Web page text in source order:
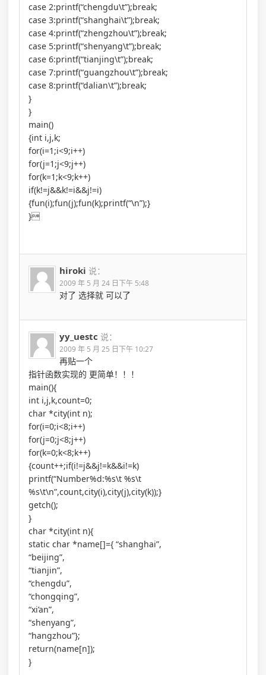
case 2:printf(“chengdu\t”);break;
case 3:printf(“shanghai\t”);break;
case 4:printf(“zhengzhou\t”);break;
case 5:printf(“shenyang\t”);break;
case 6:printf(“tianjing\t”);break;
case 7:printf(“guangzhou\t”);break;
case 8:printf(“dalian\t”);break;
}
}
main()
{int i,j,k;
for(i=1;i<9;i++)
for(j=1;j<9;j++)
for(k=1;k<9;k++)
if(k!=j&&k!=i&&j!=i)
{fun(i);fun(j);fun(k);printf(“\n”);}
}
hiroki 说：
2009 年 5 月 24 日下午 5:48
对了 选择就 可以了
yy_uestc 说：
2009 年 5 月 25 日下午 10:27
再贴一个
指针函数实现的 更简单！！！
main(){
int i,j,k,count=0;
char *city(int n);
for(i=0;i<8;i++)
for(j=0;j<8;j++)
for(k=0;k<8;k++)
{count++;if(i!=j&&j!=k&&i!=k)
printf(“Number%d:%s\t %s\t
%s\t\n”,count,city(i),city(j),city(k));}
getch();
}
char *city(int n){
static char *name[]={ “shanghai”,
“beijing”,
“tianjin”,
“chengdu”,
“chongqing”,
“xi’an”,
“shenyang”,
“hangzhou”};
return(name[n]);
}